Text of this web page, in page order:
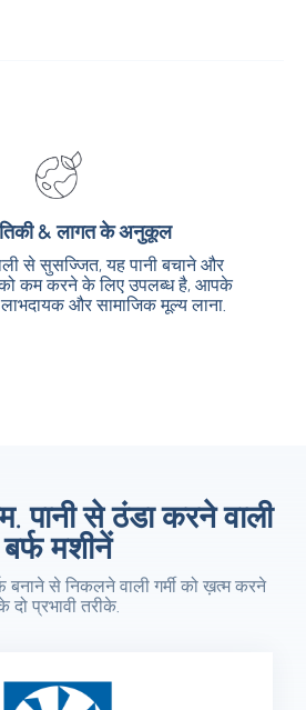
& लागत के अनुकूल
से सुसज्जित, यह पानी बचाने और
कम करने के लिए उपलब्ध है, आपके
और सामाजिक मूल्य लाना.
& लागत के अनुकूल
से सुसज्जित, यह पानी बचाने और
कम करने के लिए उपलब्ध है, आपके
और सामाजिक मूल्य लाना.
पानी से ठंडा करने वाली
बर्फ मशीनें
बनाने से निकलने वाली गर्मी को ख़त्म करने
दो प्रभावी तरीके.